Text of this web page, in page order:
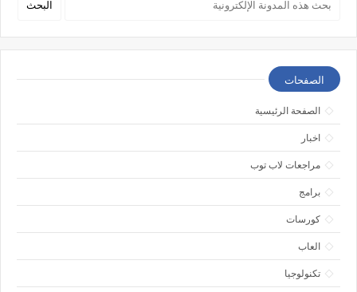
الصفحات
الصفحة الرئيسية
اخبار
مراجعات لاب توب
برامج
كورسات
العاب
تكنولوجيا